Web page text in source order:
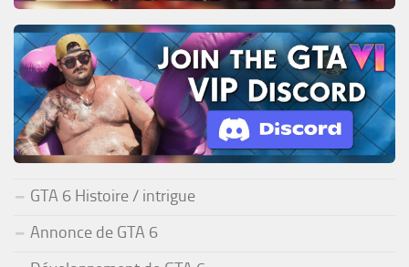
GTA 6 Histoire / intrigue
Annonce de GTA 6